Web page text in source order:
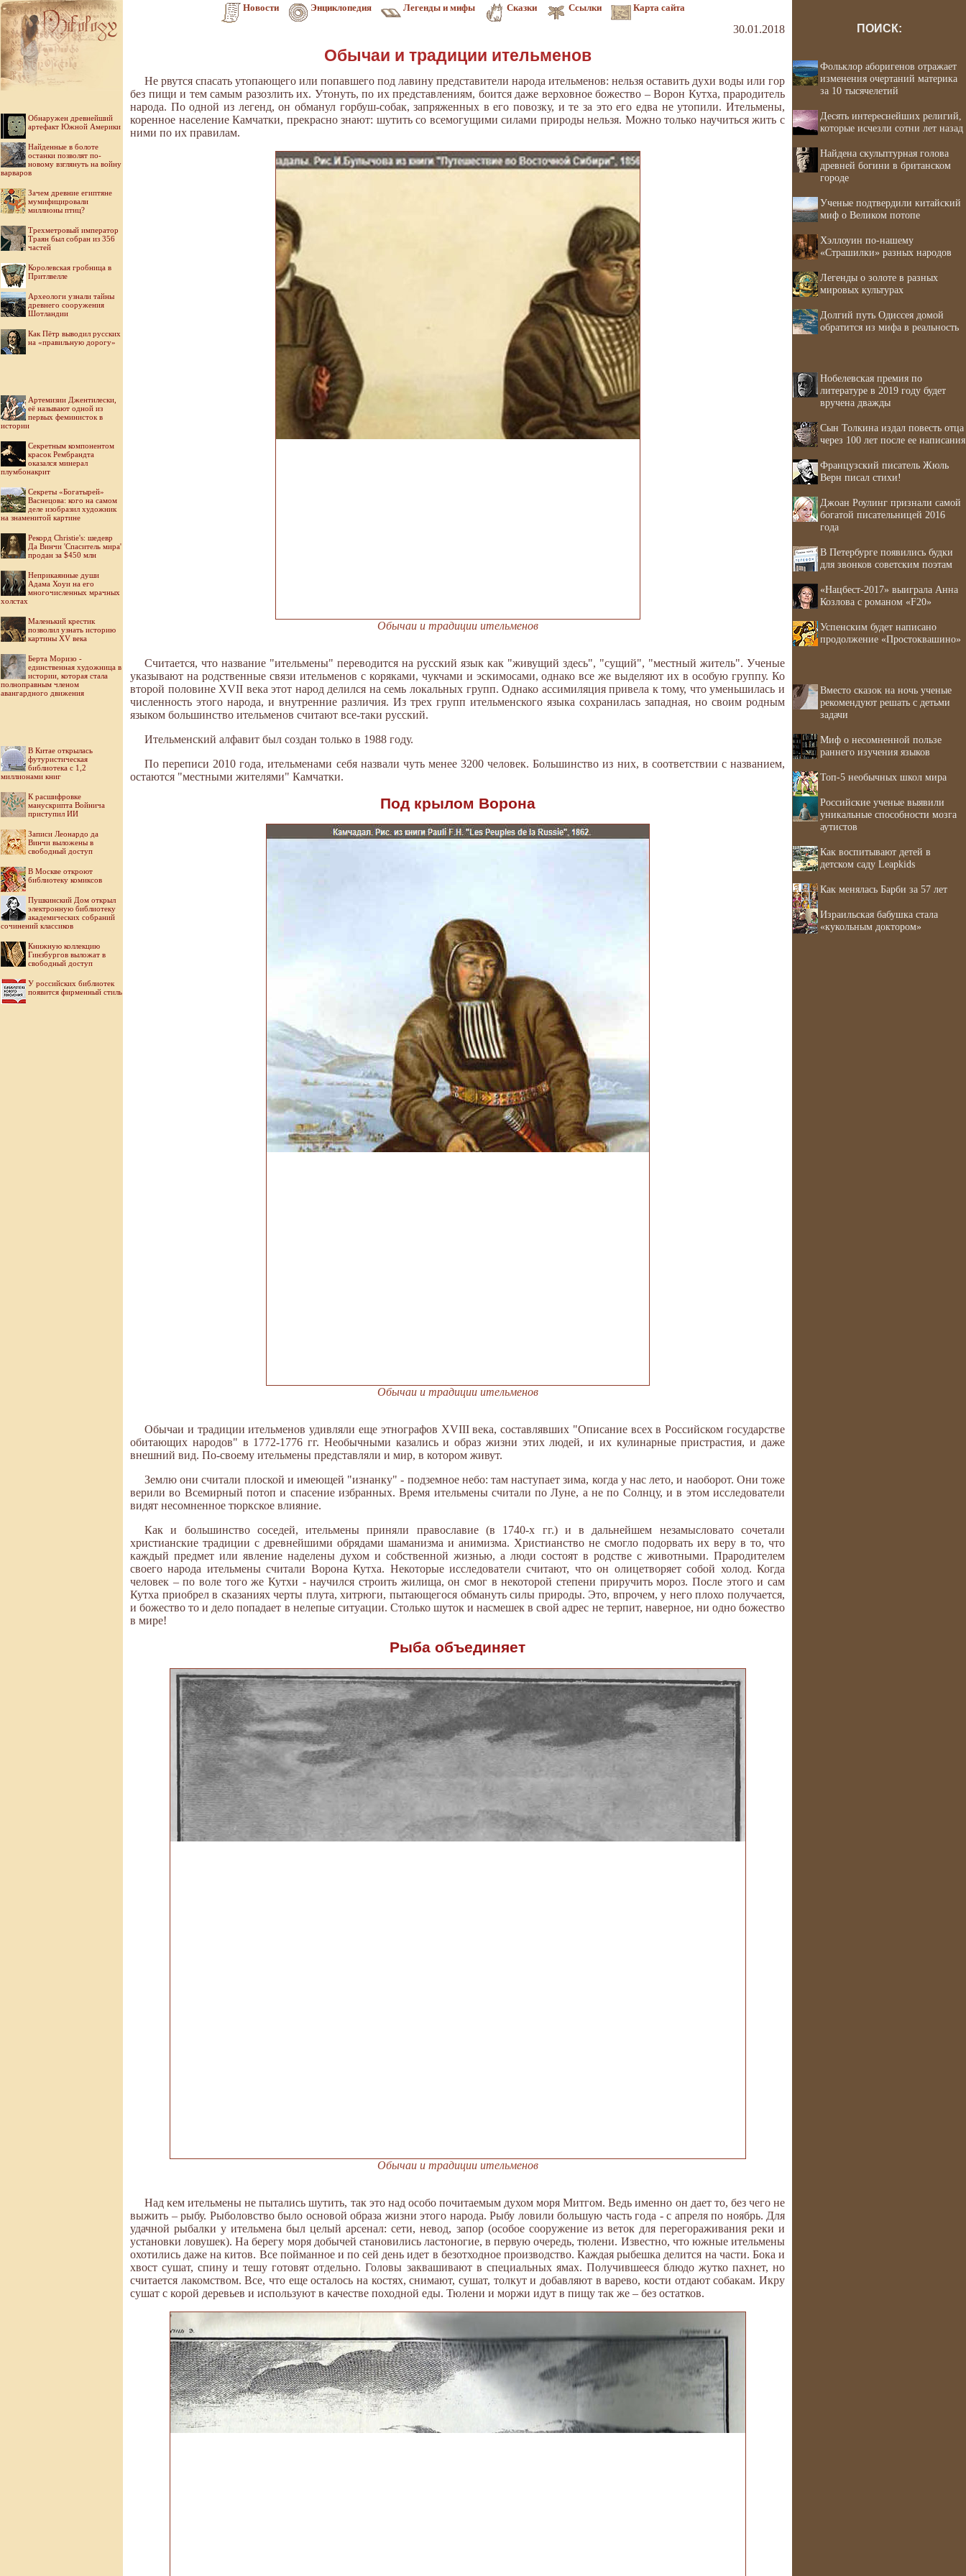
Новости Энциклопедия Легенды и мифы Сказки Ссылки Карта сайта
Обнаружен древнейший
артефакт Южной Америки
Найденные в болоте
останки позволят по-
новому взглянуть на войну
варваров
Зачем древние египтяне
мумифицировали
миллионы птиц?
Трехметровый император
Траян был собран из 356
частей
Королевская гробница в
Притлвелле
Археологи узнали тайны
древнего сооружения
Шотландии
Как Пётр выводил русских
на «правильную дорогу»
Артемизии Джентилески,
её называют одной из
первых феминисток в
истории
Секретным компонентом
красок Рембрандта
оказался минерал
плумбонакрит
Секреты «Богатырей»
Васнецова: кого на самом
деле изобразил художник
на знаменитой картине
Рекорд Christie's: шедевр
Да Винчи 'Спаситель мира'
продан за $450 млн
Неприкаянные души
Адама Хоуи на его
многочисленных мрачных
холстах
Маленький крестик
позволил узнать историю
картины XV века
Берта Моризо -
единственная художница в
истории, которая стала
полноправным членом
авангардного движения
В Китае открылась
футуристическая
библиотека с 1,2
миллионами книг
К расшифровке
манускрипта Войнича
приступил ИИ
Записи Леонардо да
Винчи выложены в
свободный доступ
В Москве откроют
библиотеку комиксов
Пушкинский Дом открыл
электронную библиотеку
академических собраний
сочинений классиков
Книжную коллекцию
Гинзбургов выложат в
свободный доступ
У российских библиотек
появится фирменный стиль
30.01.2018
Обычаи и традиции ительменов
Не рвутся спасать утопающего или попавшего под лавину представители народа ительменов: нельзя оставить духи воды или гор
без пищи и тем самым разозлить их. Утонуть, по их представлениям, боится даже верховное божество – Ворон Кутха, прародитель
народа. По одной из легенд, он обманул горбуш-собак, запряженных в его повозку, и те за это его едва не утопили. Ительмены,
коренное население Камчатки, прекрасно знают: шутить со всемогущими силами природы нельзя. Можно только научиться жить с
ними по их правилам.
Обычаи и традиции ительменов
Считается, что название "ительмены" переводится на русский язык как "живущий здесь", "сущий", "местный житель". Ученые
указывают на родственные связи ительменов с коряками, чукчами и эскимосами, однако все же выделяют их в особую группу. Ко
второй половине XVII века этот народ делился на семь локальных групп. Однако ассимиляция привела к тому, что уменьшилась и
численность этого народа, и внутренние различия. Из трех групп ительменского языка сохранилась западная, но своим родным
языком большинство ительменов считают все-таки русский.
Ительменский алфавит был создан только в 1988 году.
По переписи 2010 года, ительменами себя назвали чуть менее 3200 человек. Большинство из них, в соответствии с названием,
остаются "местными жителями" Камчатки.
Под крылом Ворона
Обычаи и традиции ительменов
Обычаи и традиции ительменов удивляли еще этнографов XVIII века, составлявших "Описание всех в Российском государстве
обитающих народов" в 1772-1776 гг. Необычными казались и образ жизни этих людей, и их кулинарные пристрастия, и даже
внешний вид. По-своему ительмены представляли и мир, в котором живут.
Землю они считали плоской и имеющей "изнанку" - подземное небо: там наступает зима, когда у нас лето, и наоборот. Они тоже
верили во Всемирный потоп и спасение избранных. Время ительмены считали по Луне, а не по Солнцу, и в этом исследователи
видят несомненное тюркское влияние.
Как и большинство соседей, ительмены приняли православие (в 1740-х гг.) и в дальнейшем незамысловато сочетали
христианские традиции с древнейшими обрядами шаманизма и анимизма. Христианство не смогло подорвать их веру в то, что
каждый предмет или явление наделены духом и собственной жизнью, а люди состоят в родстве с животными. Прародителем
своего народа ительмены считали Ворона Кутха. Некоторые исследователи считают, что он олицетворяет собой холод. Когда
человек – по воле того же Кутхи - научился строить жилища, он смог в некоторой степени приручить мороз. После этого и сам
Кутха приобрел в сказаниях черты плута, хитрюги, пытающегося обмануть силы природы. Это, впрочем, у него плохо получается,
и божество то и дело попадает в нелепые ситуации. Столько шуток и насмешек в свой адрес не терпит, наверное, ни одно божество
в мире!
Рыба объединяет
Обычаи и традиции ительменов
Над кем ительмены не пытались шутить, так это над особо почитаемым духом моря Митгом. Ведь именно он дает то, без чего не
выжить – рыбу. Рыболовство было основой образа жизни этого народа. Рыбу ловили большую часть года - с апреля по ноябрь. Для
удачной рыбалки у ительмена был целый арсенал: сети, невод, запор (особое сооружение из веток для перегораживания реки и
установки ловушек). На берегу моря добычей становились ластоногие, в первую очередь, тюлени. Известно, что южные ительмены
охотились даже на китов. Все пойманное и по сей день идет в безотходное производство. Каждая рыбешка делится на части. Бока и
хвост сушат, спину и тешу готовят отдельно. Головы заквашивают в специальных ямах. Получившееся блюдо жутко пахнет, но
считается лакомством. Все, что еще осталось на костях, снимают, сушат, толкут и добавляют в варево, кости отдают собакам. Икру
сушат с корой деревьев и используют в качестве походной еды. Тюлени и моржи идут в пищу так же – без остатков.
ПОИСК:
Фольклор аборигенов отражает
изменения очертаний материка
за 10 тысячелетий
Десять интереснейших религий,
которые исчезли сотни лет назад
Найдена скульптурная голова
древней богини в британском
городе
Ученые подтвердили китайский
миф о Великом потопе
Хэллоуин по-нашему
«Страшилки» разных народов
Легенды о золоте в разных
мировых культурах
Долгий путь Одиссея домой
обратится из мифа в реальность
Нобелевская премия по
литературе в 2019 году будет
вручена дважды
Сын Толкина издал повесть отца
через 100 лет после ее написания
Французский писатель Жюль
Верн писал стихи!
Джоан Роулинг признали самой
богатой писательницей 2016
года
В Петербурге появились будки
для звонков советским поэтам
«Нацбест-2017» выиграла Анна
Козлова с романом «F20»
Успенским будет написано
продолжение «Простоквашино»
Вместо сказок на ночь ученые
рекомендуют решать с детьми
задачи
Миф о несомненной пользе
раннего изучения языков
Топ-5 необычных школ мира
Российские ученые выявили
уникальные способности мозга
аутистов
Как воспитывают детей в
детском саду Leapkids
Как менялась Барби за 57 лет
Израильская бабушка стала
«кукольным доктором»